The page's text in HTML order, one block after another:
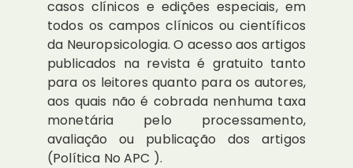
casos clínicos e edições especiais, em
todos os campos clínicos ou científicos
da Neuropsicologia. O acesso aos artigos
publicados na revista é gratuito tanto
para os leitores quanto para os autores,
aos quais não é cobrada nenhuma taxa
monetária pelo processamento,
avaliação ou publicação dos artigos
(Política No APC ).